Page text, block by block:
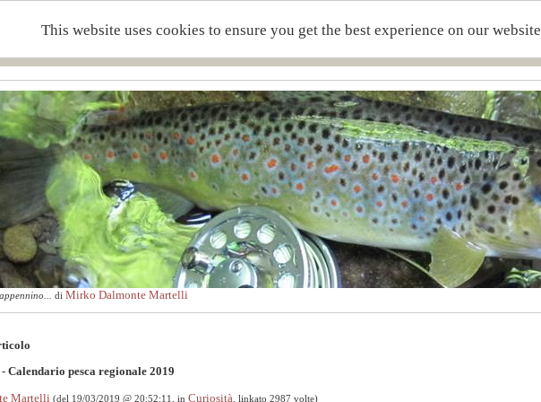
This website uses cookies to ensure you get the best experience on our website
di Mirko Dalmonte Martelli
Calendario pesca regionale 2019
Martelli (del 19/03/2019 @ 20:52:11, in Curiosità , linkato 2987 volte)